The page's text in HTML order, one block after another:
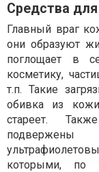
Средства
Главный враг
они образуют
поглощает в
косметику,
т.п. Такие
обивка из
стареет.
которыми, по